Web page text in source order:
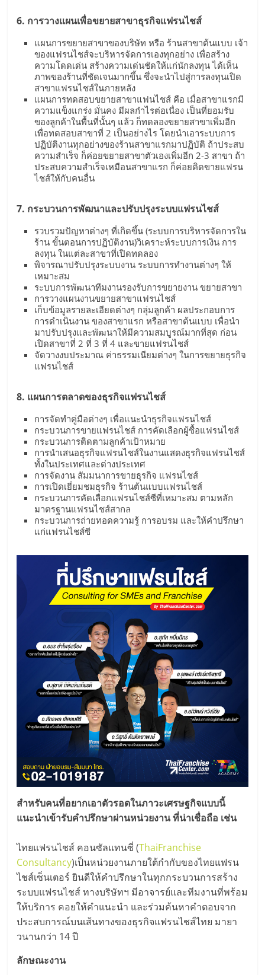
6. การวางแผนเพื่อขยายสาขาธุรกิจแฟรนไชส์
แผนการขยายสาขาของบริษัท หรือ ร้านสาขาต้นแบบ เจ้า
ของแฟรนไชส์จะบริหารจัดการเองทุกอย่าง เพื่อสร้าง
ความโดดเด่น สร้างความเด่นชัดให้แก่นักลงทุน ได้เห็น
ภาพของร้านที่ชัดเจนมากขึ้น ซึ่งจะนำไปสู่การลงทุนเปิด
สาขาแฟรนไชส์ในภายหลัง
แผนการทดสอบขยายสาขาแฟนไชส์ คือ เมื่อสาขาแรกมี
ความแข็งแกร่ง มั่นคง มีผลกำไรต่อเนื่อง เป็นที่ยอมรับ
ของลูกค้าในพื้นที่นั้นๆ แล้ว ก็ทดลองขยายสาขาเพิ่มอีก
เพื่อทดสอบสาขาที่ 2 เป็นอย่างไร โดยนำเอาระบบการ
ปฏิบัติงานทุกอย่างของร้านสาขาแรกมาปฏิบัติ ถ้าประสบ
ความสำเร็จ ก็ค่อยขยายสาขาตัวเองเพิ่มอีก 2-3 สาขา ถ้า
ประสบความสำเร็จเหมือนสาขาแรก ก็ค่อยคิดขายแฟรน
ไชส์ให้กับคนอื่น
7. กระบวนการพัฒนาและปรับปรุงระบบแฟรนไชส์
รวบรวมปัญหาต่างๆ ที่เกิดขึ้น (ระบบการบริหารจัดการใน
ร้าน ขั้นตอนการปฏิบัติงาน)วิเคราะห์ระบบการเงิน การ
ลงทุน ในแต่ละสาขาที่เปิดทดลอง
พิจารณาปรับปรุงระบบงาน ระบบการทำงานต่างๆ ให้
เหมาะสม
ระบบการพัฒนาทีมงานรองรับการขยายงาน ขยายสาขา
การวางแผนงานขยายสาขาแฟรนไชส์
เก็บข้อมูลรายละเอียดต่างๆ กลุ่มลูกค้า ผลประกอบการ
การดำเนินงาน ของสาขาแรก หรือสาขาต้นแบบ เพื่อนำ
มาปรับปรุงและพัฒนาให้มีความสมบูรณ์มากที่สุด ก่อน
เปิดสาขาที่ 2 ที่ 3 ที่ 4 และขายแฟรนไชส์
จัดวางงบประมาณ ค่าธรรมเนียมต่างๆ ในการขยายธุรกิจ
แฟรนไชส์
8. แผนการตลาดของธุรกิจแฟรนไชส์
การจัดทำคู่มือต่างๆ เพื่อแนะนำธุรกิจแฟรนไชส์
กระบวนการขายแฟรนไชส์ การคัดเลือกผู้ซื้อแฟรนไชส์
กระบวนการติดตามลูกค้าเป้าหมาย
การนำเสนอธุรกิจแฟรนไชส์ในงานแสดงธุรกิจแฟรนไชส์
ทั้งในประเทศและต่างประเทศ
การจัดงาน สัมมนาการขายธุรกิจ แฟรนไชส์
การเปิดเยี่ยมชมธุรกิจ ร้านต้นแบบแฟรนไชส์
กระบวนการคัดเลือกแฟรนไชส์ซีที่เหมาะสม ตามหลัก
มาตรฐานแฟรนไชส์สากล
กระบวนการถ่ายทอดความรู้ การอบรม และให้คำปรึกษา
แก่แฟรนไชส์ซี
สำหรับคนที่อยากเอาตัวรอดในภาวะเศรษฐกิจแบบนี้
แนะนำเข้ารับคำปรึกษาผ่านหน่วยงาน ที่น่าเชื่อถือ เช่น
ไทยแฟรนไชส์ คอนซัลแทนซี่ (ThaiFranchise
Consultancy)เป็นหน่วยงานภายใต้กำกับของไทยแฟรน
ไชส์เซ็นเตอร์ ยินดีให้คำปรึกษาในทุกกระบวนการสร้าง
ระบบแฟรนไชส์ ทางบริษัทฯ มีอาจารย์และทีมงานที่พร้อม
ให้บริการ คอยให้คำแนะนำ และร่วมค้นหาคำตอบจาก
ประสบการณ์บนเส้นทางของธุรกิจแฟรนไชส์ไทย มายา
วนานกว่า 14 ปี
ลักษณะงาน